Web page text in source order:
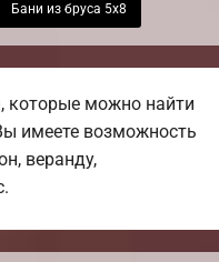
Бани из бруса 5х8
можно найти
имеете возможность
веранду,